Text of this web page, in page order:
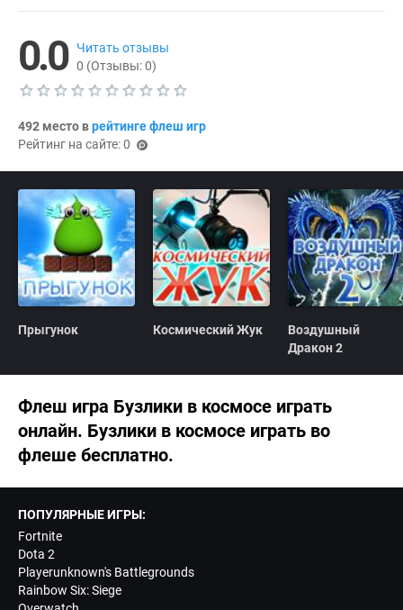
0.0
Читать отзывы
0 (Отзывы:0)
е
к
у
я
о
н
к
а
0
.
0
492 место врейтинге флеш игр
Рейтинг на сайте: 0
Прыгунок Космический Жук
Воздушный
Дракон 2
Флеш игра Бузлики в космосе играть
онлайн. Бузлики в космосе играть во
флеше бесплатно.
ПОПУЛЯРНЫЕ ИГРЫ:
Fortnite
Dota 2
Playerunknown's Battlegrounds
Rainbow Six: Siege